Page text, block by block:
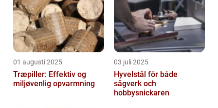
01 augusti 2025
Træpiller: Effektiv og
miljøvenlig opvarmning
03 juli 2025
Hyvelstål för både
sågverk och
hobbysnickaren